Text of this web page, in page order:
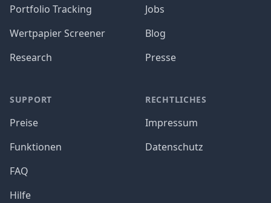
Portfolio Tracking
Wertpapier Screener
Research
SUPPORT
Preise
Funktionen
FAQ
Hilfe
Jobs
Blog
Presse
RECHTLICHES
Impressum
Datenschutz